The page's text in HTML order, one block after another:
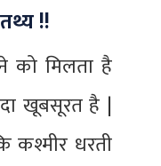
!!
को मिलता है
खूबसूरत है |
कश्मीर धरती